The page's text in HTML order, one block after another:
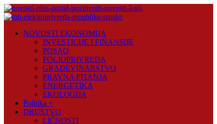
Skip
to
Plus
NOVOSTI EKONOMIJA
INVESTICIJE I FINANSIJE
POSAO
POLJOPRIVREDA
GRAĐEVINARSTVO
PRAVNA PITANJA
ENERGETIKA
EKOLOGIJA
Politika +
DRUŠTVO
LIČNOSTI